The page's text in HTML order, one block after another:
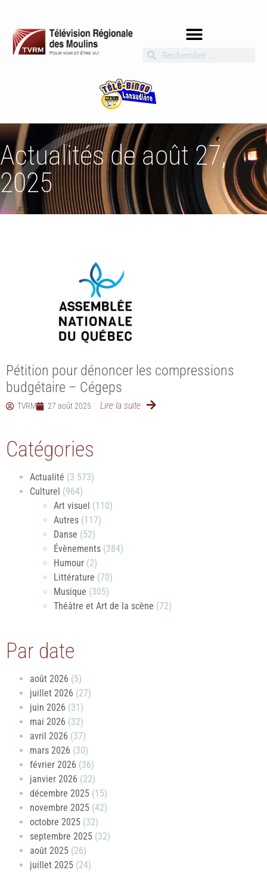
Actualités de août 27,
2025
Pétition pour dénoncer les compressions
budgétaire – Cégeps
TVRM 27 août 2025 Lire la suite
Catégories
Actualité (3 573)
Culturel (964)
Art visuel (110)
Autres (117)
Danse (52)
Évènements (384)
Humour (2)
Littérature (70)
Musique (305)
Théâtre et Art de la scène (72)
Par date
août 2026 (5)
juillet 2026 (27)
juin 2026 (31)
mai 2026 (32)
avril 2026 (37)
mars 2026 (30)
février 2026 (36)
janvier 2026 (22)
décembre 2025 (15)
novembre 2025 (42)
octobre 2025 (32)
septembre 2025 (32)
août 2025 (26)
juillet 2025 (24)